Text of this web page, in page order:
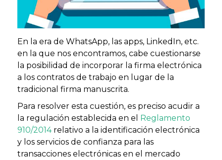
En la era de WhatsApp, las apps, LinkedIn, etc.
en la que nos encontramos, cabe cuestionarse
la posibilidad de incorporar la firma electrónica
a los contratos de trabajo en lugar de la
tradicional firma manuscrita.
Para resolver esta cuestión, es preciso acudir a
la regulación establecida en el Reglamento
910/2014relativo a la identificación electrónica
y los servicios de confianza para las
transacciones electrónicas en el mercado